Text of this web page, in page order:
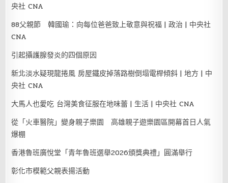
央社 CNA
88父親節 韓國瑜：向每位爸爸致上敬意與祝福 | 政治 | 中央社
CNA
引起攝護腺發炎的四個原因
新北淡水疑現龍捲風 房屋鐵皮掉落路樹倒塌電桿傾斜 | 地方 | 中
央社 CNA
大馬人也愛吃 台灣美食征服在地味蕾 | 生活 | 中央社 CNA
從「火車醫院」變身親子樂園 高雄親子遊樂園區開幕首日人氣
爆棚
香港魯班廣悅堂「青年魯班選舉2026頒獎典禮」圓滿舉行
彰化市模範父親表揚活動